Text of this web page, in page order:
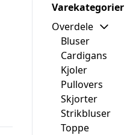
Varekategorier
Overdele
Bluser
Cardigans
Kjoler
Pullovers
Skjorter
Strikbluser
Toppe